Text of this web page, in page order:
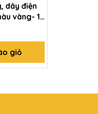
dây điện
vàng- 1
giỏ